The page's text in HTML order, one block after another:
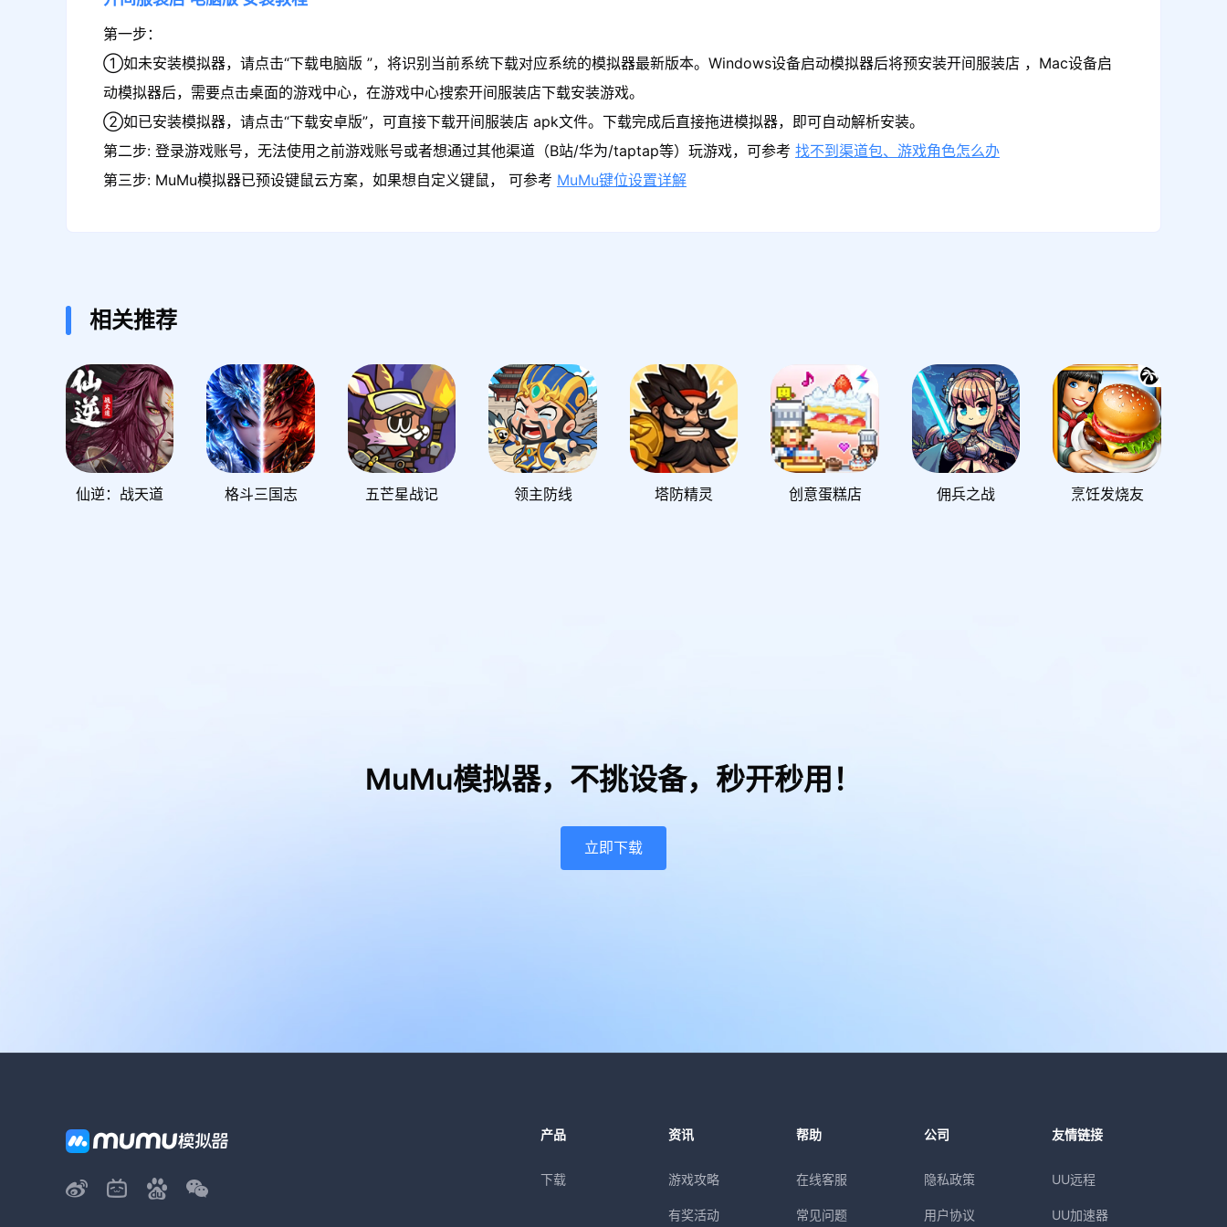
第一步：
①如未安装模拟器，请点击“下载电脑版 ”，将识别当前系统下载对应系统的模拟器最新版本。Windows设备启动模拟器后将预安装开间服装店 ，Mac设备启
动模拟器后，需要点击桌面的游戏中心，在游戏中心搜索开间服装店下载安装游戏。
②如已安装模拟器，请点击“下载安卓版”，可直接下载开间服装店 apk文件。下载完成后直接拖进模拟器，即可自动解析安装。
第二步: 登录游戏账号，无法使用之前游戏账号或者想通过其他渠道（B站/华为/taptap等）玩游戏，可参考 找不到渠道包、游戏角色怎么办
第三步: MuMu模拟器已预设键鼠云方案，如果想自定义键鼠， 可参考 MuMu键位设置详解
相关推荐
仙逆：战天道 格斗三国志 五芒星战记 领主防线 塔防精灵 创意蛋糕店 佣兵之战 烹饪发烧友
MuMu模拟器， 不挑设备，秒开秒用！
立即下载
产品
下载
资讯
游戏攻略
有奖活动
帮助
在线客服
常见问题
公司
隐私政策
用户协议
友情链接
UU远程
UU加速器